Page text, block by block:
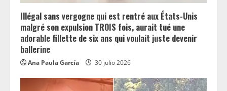
Illégal sans vergogne qui est rentré aux États-Unis
malgré son expulsion TROIS fois, aurait tué une
adorable fillette de six ans qui voulait juste devenir
ballerine
Ana Paula García 30 julio 2026